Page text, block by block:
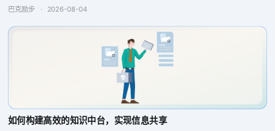
巴克励步
· 2026-08-04
如何构建高效的知识中台，实现信息共享